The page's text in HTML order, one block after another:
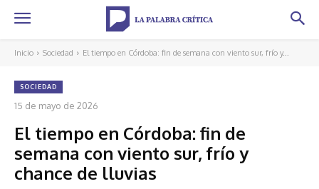
Inicio Sociedad El tiempo en Córdoba: fin de semana con viento sur, frío y...
SOCIEDAD
15 de mayo de 2026
El tiempo en Córdoba: fin de
semana con viento sur, frío y
chance de lluvias